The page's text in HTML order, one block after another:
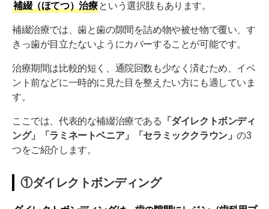
補綴（ほてつ）治療 という選択肢もあります。
補綴治療では、歯と歯の隙間を詰め物や被せ物で覆い、す
きっ歯が目立たないようにカバーすることが可能です。
治療期間は比較的短く、通院回数も少なく済むため、イベ
ント前などに一時的に見た目を整えたい方にも適していま
す。
ここでは、代表的な補綴治療である 「ダイレクトボンディ
ング」「ラミネートベニア」「セラミッククラウン」の3
つをご紹介します。
①ダイレクトボンディング